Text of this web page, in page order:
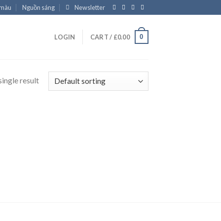
Nguồn sáng Newsletter
LOGIN CART / £0.00 0
result